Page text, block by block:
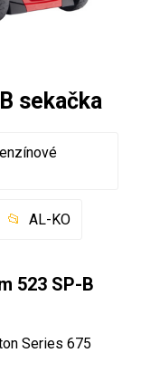
sekačka
AL-KO
523 SP-B
Series 675